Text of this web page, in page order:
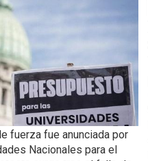
fuerza fue anunciada por
Nacionales para el